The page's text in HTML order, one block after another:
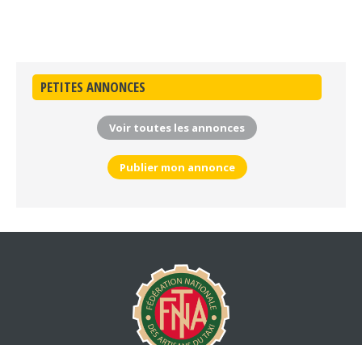
PETITES ANNONCES
Voir toutes les annonces
Publier mon annonce